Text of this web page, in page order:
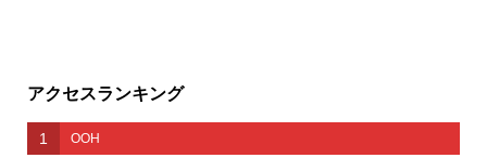
アクセスランキング
1 OOH